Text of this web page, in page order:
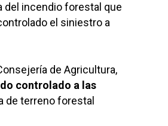
del incendio forestal que
el siniestro a
de Agricultura,
controlado a las
de terreno forestal